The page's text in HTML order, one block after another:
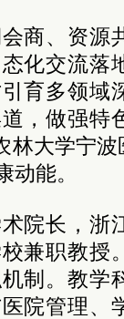
商、资源
化交流落
育多领域
，做强特
林大学宁
能。
院长，浙
兼职教授
制。教学
院管理、